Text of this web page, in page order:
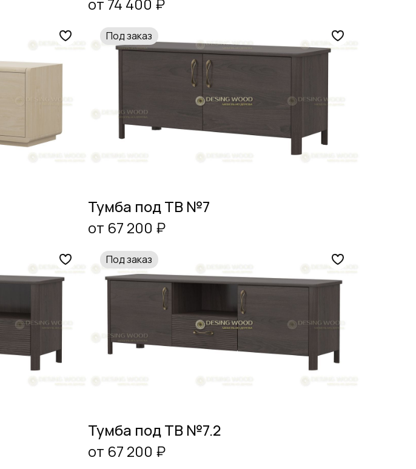
Под заказ
Тумба под ТВ №7
от 67 200 ₽
Под заказ
Тумба под ТВ №7.2
от 67 200 ₽